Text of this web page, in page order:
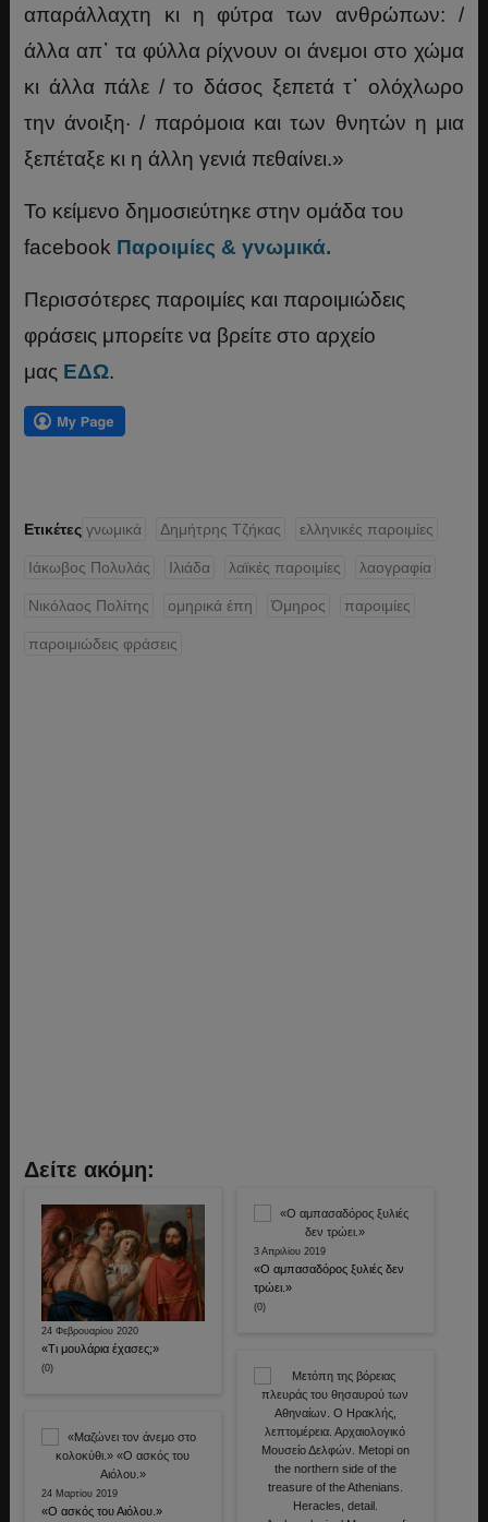
απαράλλαχτη κι η φύτρα των ανθρώπων: /
άλλα απ᾿ τα φύλλα ρίχνουν οι άνεμοι στο χώμα
κι άλλα πάλε / το δάσος ξεπετά τ᾿ ολόχλωρο
την άνοιξη· / παρόμοια και των θνητών η μια
ξεπέταξε κι η άλλη γενιά πεθαίνει.»
Το κείμενο δημοσιεύτηκε στην ομάδα του
facebook Παροιμίες & γνωμικά.
Περισσότερες παροιμίες και παροιμιώδεις
φράσεις μπορείτε να βρείτε στο αρχείο
μας ΕΔΩ.
Ετικέτες γνωμικά Δημήτρης Τζήκας ελληνικές παροιμίες
Ιάκωβος Πολυλάς Ιλιάδα λαϊκές παροιμίες λαογραφία
Νικόλαος Πολίτης ομηρικά έπη Όμηρος παροιμίες
παροιμιώδεις φράσεις
Δείτε ακόμη:
24 Φεβρουαρίου 2020
«Τι μουλάρια έχασες;»
(0)
24 Μαρτίου 2019
«Ο ασκός του Αιόλου.»
3 Απριλίου 2019
«Ο αμπασαδόρος ξυλιές δεν
τρώει.»
(0)